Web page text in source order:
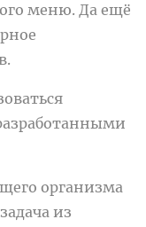
меню. Да ещё
организма
из